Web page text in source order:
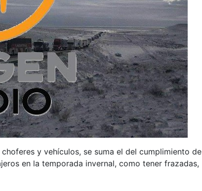
y vehículos, se suma el del cumplimiento de
en la temporada invernal, como tener frazadas,